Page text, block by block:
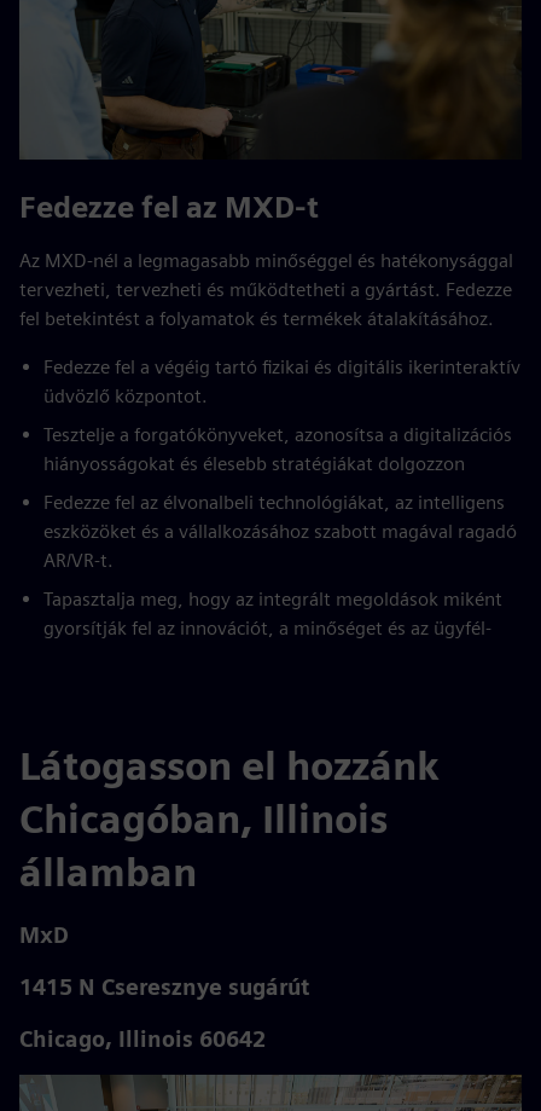
Fedezze fel az MXD-t
Az MXD-nél a legmagasabb minőséggel és hatékonysággal
tervezheti, tervezheti és működtetheti a gyártást. Fedezze
fel betekintést a folyamatok és termékek átalakításához.
Fedezze fel a végéig tartó fizikai és digitális ikerinteraktív
üdvözlő központot.
Tesztelje a forgatókönyveket, azonosítsa a digitalizációs
hiányosságokat és élesebb stratégiákat dolgozzon
Fedezze fel az élvonalbeli technológiákat, az intelligens
eszközöket és a vállalkozásához szabott magával ragadó
AR/VR-t.
Tapasztalja meg, hogy az integrált megoldások miként
gyorsítják fel az innovációt, a minőséget és az ügyfél-
Látogasson el hozzánk
Chicagóban, Illinois
államban
MxD
1415 N Cseresznye sugárút
Chicago, Illinois 60642